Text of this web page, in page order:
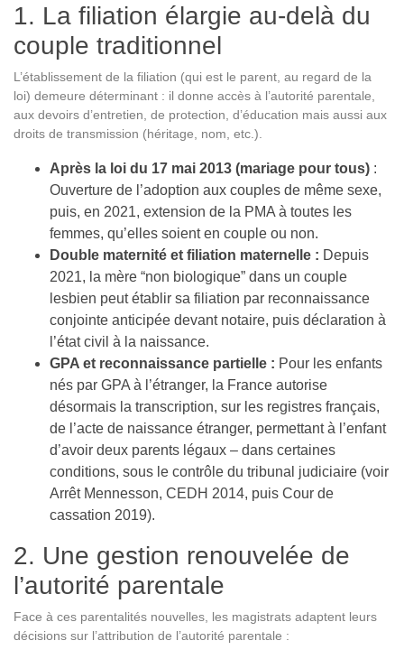
1. La filiation élargie au-delà du
couple traditionnel
L’établissement de la filiation (qui est le parent, au regard de la
loi) demeure déterminant : il donne accès à l’autorité parentale,
aux devoirs d’entretien, de protection, d’éducation mais aussi aux
droits de transmission (héritage, nom, etc.).
Après la loi du 17 mai 2013 (mariage pour tous) :
Ouverture de l’adoption aux couples de même sexe,
puis, en 2021, extension de la PMA à toutes les
femmes, qu’elles soient en couple ou non.
Double maternité et filiation maternelle : Depuis
2021, la mère “non biologique” dans un couple
lesbien peut établir sa filiation par reconnaissance
conjointe anticipée devant notaire, puis déclaration à
l’état civil à la naissance.
GPA et reconnaissance partielle : Pour les enfants
nés par GPA à l’étranger, la France autorise
désormais la transcription, sur les registres français,
de l’acte de naissance étranger, permettant à l’enfant
d’avoir deux parents légaux – dans certaines
conditions, sous le contrôle du tribunal judiciaire (voir
Arrêt Mennesson, CEDH 2014, puis Cour de
cassation 2019).
2. Une gestion renouvelée de
l’autorité parentale
Face à ces parentalités nouvelles, les magistrats adaptent leurs
décisions sur l’attribution de l’autorité parentale :